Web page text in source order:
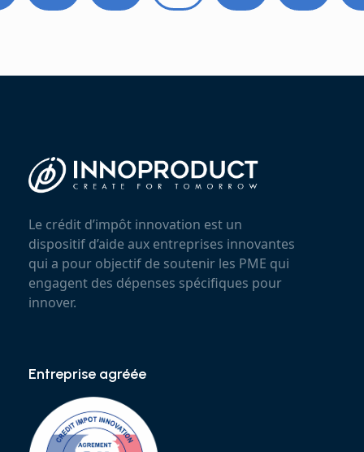
Le crédit d’impôt innovation est un
dispositif d’aide aux entreprises innovantes
qui a pour objectif de soutenir les PME qui
engagent des dépenses spécifiques pour
innover.
Entreprise agréée